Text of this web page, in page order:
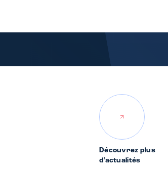
Découvrez plus
d’actualités